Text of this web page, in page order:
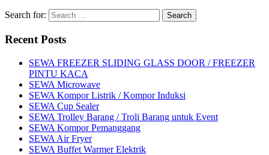
Search for:
Recent Posts
SEWA FREEZER SLIDING GLASS DOOR / FREEZER
PINTU KACA
SEWA Microwave
SEWA Kompor Listrik / Kompor Induksi
SEWA Cup Sealer
SEWA Trolley Barang / Troli Barang untuk Event
SEWA Kompor Pemanggang
SEWA Air Fryer
SEWA Buffet Warmer Elektrik